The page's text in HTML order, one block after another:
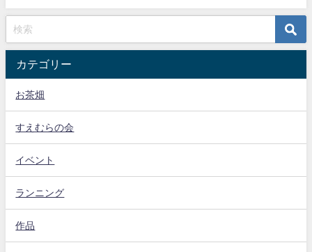
カテゴリー
お茶畑
すえむらの会
イベント
ランニング
作品